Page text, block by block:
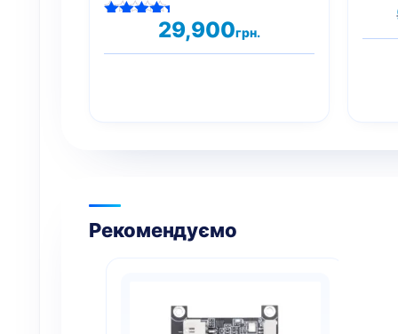
Оцінено в
з 5
29,900грн.
Рекомендуємо